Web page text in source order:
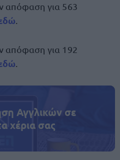
απόφαση για 563
απόφαση για 192
Αγγλικών σε
χέρια σας